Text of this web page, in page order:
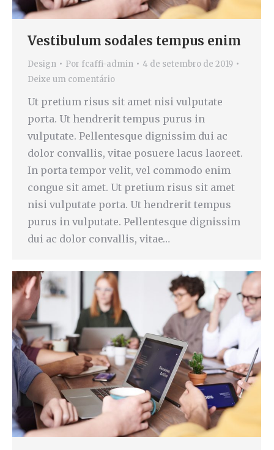
Vestibulum sodales tempus enim
Design Por fcaffi-admin
4 de setembro de 2019
Deixe um comentário
Ut pretium risus sit amet nisi vulputate
porta. Ut hendrerit tempus purus in
vulputate. Pellentesque dignissim dui ac
dolor convallis, vitae posuere lacus laoreet.
In porta tempor velit, vel commodo enim
congue sit amet. Ut pretium risus sit amet
nisi vulputate porta. Ut hendrerit tempus
purus in vulputate. Pellentesque dignissim
dui ac dolor convallis, vitae…